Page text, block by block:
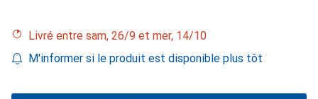
Livré entre sam, 26/9 et mer, 14/10
M'informer si le produit est disponible plus tôt